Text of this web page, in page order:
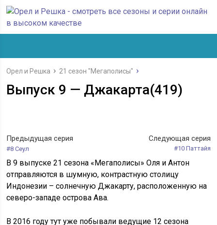
Орел и Решка 21 сезон "Мегаполисы"
Выпуск 9 — Джакарта(419)
Предыдущая серия
#8 Сеул
Следующая серия
#10 Паттайя
В 9 выпуске 21 сезона «Мегаполисы» Оля и Антон
отправляются в шумную, контрастную столицу
Индонезии – солнечную Джакарту, расположенную на
северо-западе острова Ава.
В 2016 году тут уже побывали ведущие 12 сезона